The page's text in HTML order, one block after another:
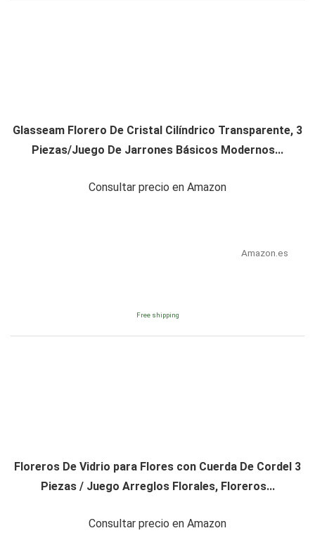
Glasseam Florero De Cristal Cilíndrico Transparente, 3
Piezas/Juego De Jarrones Básicos Modernos...
Consultar precio en Amazon
Amazon.es
Free shipping
Floreros De Vidrio para Flores con Cuerda De Cordel 3
Piezas / Juego Arreglos Florales, Floreros...
Consultar precio en Amazon